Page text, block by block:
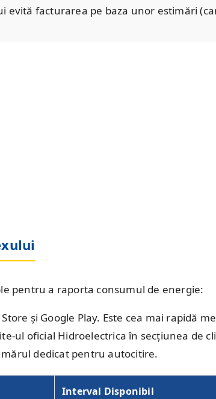
evită facturarea pe baza unor estimări
pentru a raporta consumul de energie:
și Google Play. Este cea mai rapidă
ul oficial Hidroelectrica în secțiunea de
dedicat pentru autocitire.
Interval Disponibil